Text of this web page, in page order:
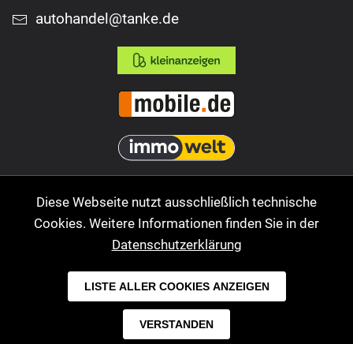
autohandel@tanke.de
© 2026 PMK Autohandel GmbH. Alle Rechte
vorbehalten.
Impressum Datenschutz
Diese Webseite nutzt ausschließlich technische
Cookies. Weitere Informationen finden Sie in der
Datenschutzerklärung
LISTE ALLER COOKIES ANZEIGEN
VERSTANDEN